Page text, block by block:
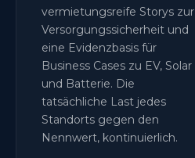
vermietungsreife Storys zur
Versorgungssicherheit und
eine Evidenzbasis für
Business Cases zu EV, Solar
und Batterie. Die
tatsächliche Last jedes
Standorts gegen den
Nennwert, kontinuierlich.